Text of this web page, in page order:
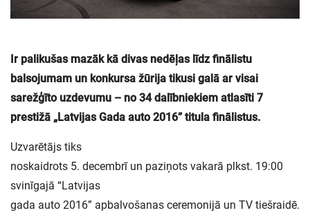
Ir palikušas mazāk kā divas nedēļas līdz finālistu
balsojumam un konkursa žūrija tikusi galā ar visai
sarežģīto uzdevumu – no 34 dalībniekiem atlasīti 7
prestižā „Latvijas Gada auto 2016” titula finālistus.
Uzvarētājs tiks
noskaidrots 5. decembrī un paziņots vakarā plkst. 19:00
svinīgajā “Latvijas
gada auto 2016” apbalvošanas ceremonijā un TV tiešraidē.